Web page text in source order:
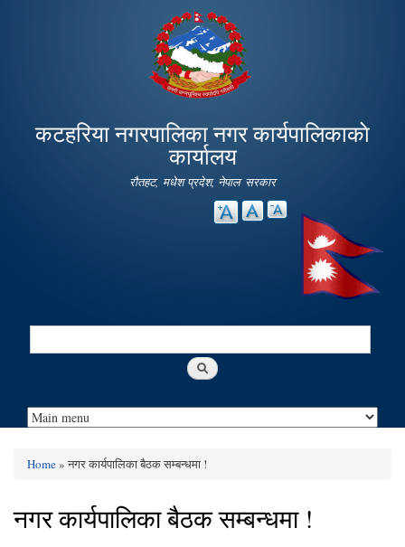
main
content
कटहरिया नगरपालिका नगर कार्यपालिकाकाे
कार्यालय
रौतहट, मधेश प्रदेश, नेपाल सरकार
Search
Home» नगर कार्यपालिका बैठक सम्बन्धमा !
नगर कार्यपालिका बैठक सम्बन्धमा !